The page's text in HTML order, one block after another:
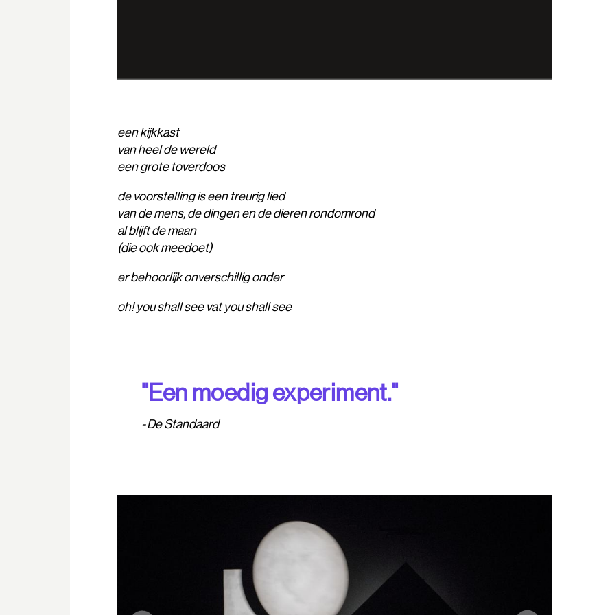
een kijkkast
van heel de wereld
een grote toverdoos
de voorstelling is een treurig lied
van de mens, de dingen en de dieren rondomrond
al blijft de maan
(die ook meedoet)
er behoorlijk onverschillig onder
oh! you shall see vat you shall see
"Een moedig experiment."
De Standaard